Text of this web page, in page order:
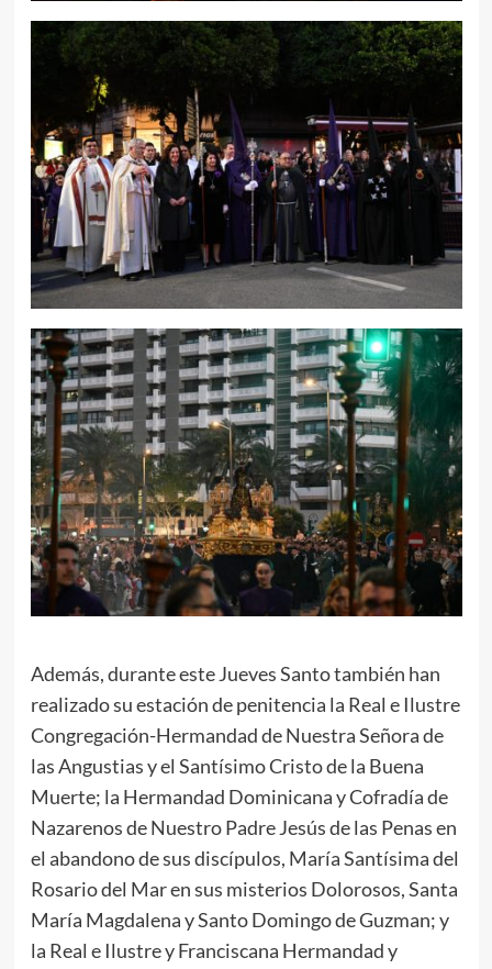
Además, durante este Jueves Santo también han
realizado su estación de penitencia la Real e Ilustre
Congregación-Hermandad de Nuestra Señora de
las Angustias y el Santísimo Cristo de la Buena
Muerte; la Hermandad Dominicana y Cofradía de
Nazarenos de Nuestro Padre Jesús de las Penas en
el abandono de sus discípulos, María Santísima del
Rosario del Mar en sus misterios Dolorosos, Santa
María Magdalena y Santo Domingo de Guzman; y
la Real e Ilustre y Franciscana Hermandad y